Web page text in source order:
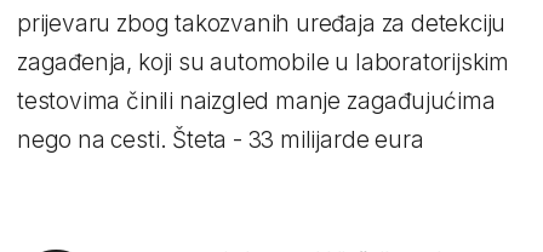
prijevaru zbog takozvanih uređaja za detekciju
zagađenja, koji su automobile u laboratorijskim
testovima činili naizgled manje zagađujućima
nego na cesti. Šteta - 33 milijarde eura